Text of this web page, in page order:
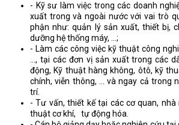
- Kỹ sư làm việc trong các doanh
xuất trong và ngoài nước với vai trò
phận như: quản lý sản xuất, thiết bị,
dưỡng hệ thống máy, …;
- Làm các công việc kỹ thuật công
..., tại các đơn vị sản xuất trong các
động, Kỹ thuật hàng không, ôtô, kỹ
chính, viễn thông, ... và ngay cả trong
trí.
- Tư vấn, thiết kế tại các cơ quan,
thuật cơ khí, tự động hóa.